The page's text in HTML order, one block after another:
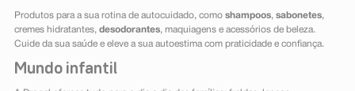
Produtos para a sua rotina de autocuidado, como shampoos, sabonetes,
cremes hidratantes, desodorantes, maquiagens e acessórios de beleza.
Cuide da sua saúde e eleve a sua autoestima com praticidade e confiança.
Mundo infantil